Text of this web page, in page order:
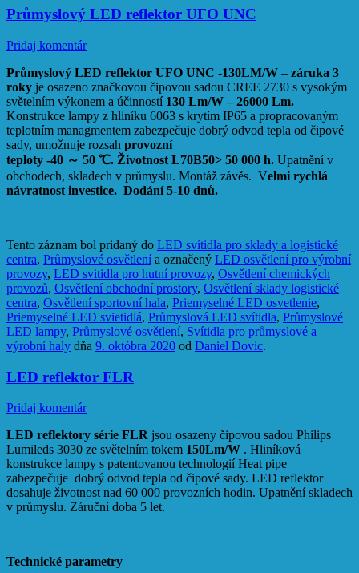
Průmyslový LED reflektor UFO UNC
Pridaj komentár
Průmyslový LED reflektor UFO UNC -130LM/W – záruka 3
roky je osazeno značkovou čipovou sadou CREE 2730 s vysokým
světelním výkonem a účinností 130 Lm/W – 26000 Lm.
Konstrukce lampy z hliníku 6063 s krytím IP65 a propracovaným
teplotním managmentem zabezpečuje dobrý odvod tepla od čipové
sady, umožnuje rozsah provozní
teploty -40 ～ 50 ℃. Životnost L70B50> 50 000 h. Upatnění v
obchodech, skladech v průmyslu. Montáž závěs. Velmi rychlá
návratnost investice. Dodání 5-10 dnů.
Tento záznam bol pridaný do LED svítidla pro sklady a logistické
centra, Průmyslové osvětlení a označený LED osvětlení pro výrobní
provozy, LED svitidla pro hutní provozy, Osvětlení chemických
provozů, Osvětlení obchodní prostory, Osvětlení sklady logistické
centra, Osvětlení sportovní hala, Priemyselné LED osvetlenie,
Priemyselné LED svietidlá, Průmyslová LED svítidla, Průmyslové
LED lampy, Průmyslové osvětlení, Svítidla pro průmyslové a
výrobní haly dňa 9. októbra 2020 od Daniel Dovic.
LED reflektor FLR
Pridaj komentár
LED reflektory série FLR jsou osazeny čipovou sadou Philips
Lumileds 3030 ze světelním tokem 150Lm/W . Hliníková
konstrukce lampy s patentovanou technologií Heat pipe
zabezpečuje dobrý odvod tepla od čipové sady. LED reflektor
dosahuje životnost nad 60 000 provozních hodin. Upatnění skladech
v průmyslu. Záruční doba 5 let.
Technické parametry